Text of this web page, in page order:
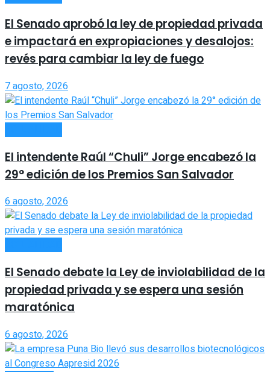
El Senado aprobó la ley de propiedad privada
e impactará en expropiaciones y desalojos:
revés para cambiar la ley de fuego
7 agosto, 2026
El intendente Raúl “Chuli” Jorge encabezó la
29° edición de los Premios San Salvador
6 agosto, 2026
El Senado debate la Ley de inviolabilidad de la
propiedad privada y se espera una sesión
maratónica
6 agosto, 2026